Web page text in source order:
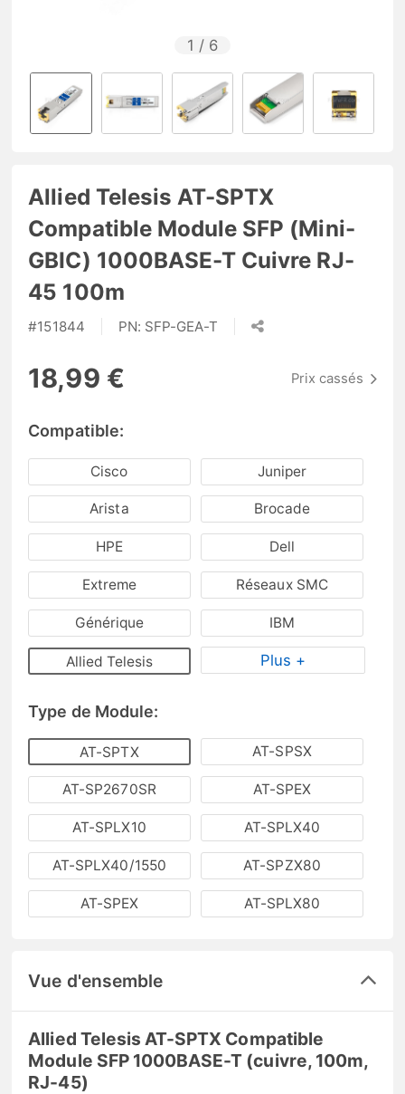
1 / 6
Allied Telesis AT-SPTX
Compatible Module SFP (Mini-
GBIC) 1000BASE-T Cuivre RJ-
45 100m
#151844 PN: SFP-GEA-T
18,99 € Prix cassés
Compatible:
Cisco Juniper
Arista Brocade
HPE Dell
Extreme Réseaux SMC
Générique IBM
Allied Telesis Plus +
Type de Module:
AT-SPTX AT-SPSX
AT-SP2670SR AT-SPEX
AT-SPLX10 AT-SPLX40
AT-SPLX40/1550 AT-SPZX80
AT-SPEX AT-SPLX80
Vue d'ensemble
Allied Telesis AT-SPTX Compatible
Module SFP 1000BASE-T (cuivre, 100m,
RJ-45)